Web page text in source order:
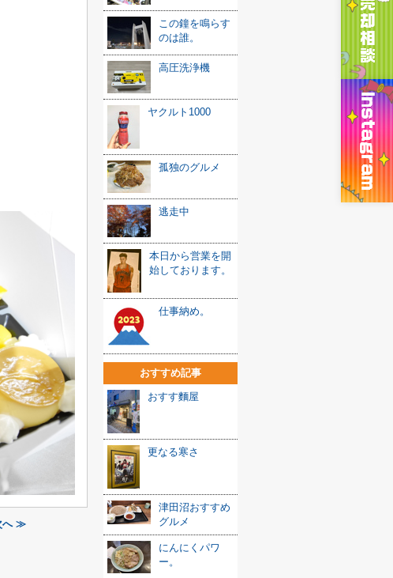
へ ≫
この鐘を鳴らす
のは誰。
高圧洗浄機
ヤクルト1000
孤独のグルメ
逃走中
本日から営業を開
始しております。
仕事納め。
おすすめ記事
おすす麵屋
更なる寒さ
津田沼おすすめ
グルメ
にんにくパワ
ー。